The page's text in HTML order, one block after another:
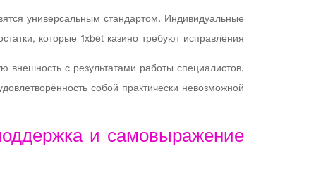
универсальным стандартом. Индивидуальные
которые 1xbet казино требуют исправления.
с результатами работы специалистов.
собой практически невозможной.
и самовыражение